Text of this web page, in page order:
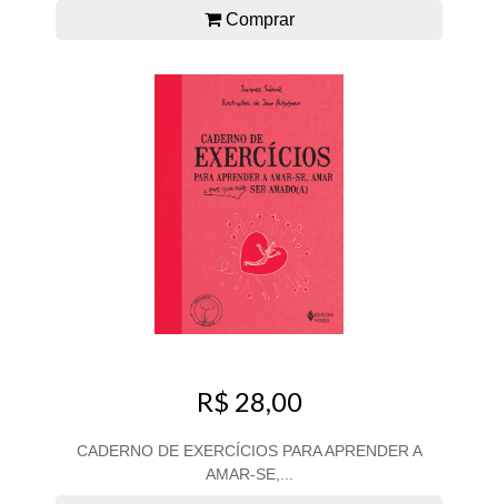
Comprar
R$ 28,00
CADERNO DE EXERCÍCIOS PARA APRENDER A
AMAR-SE,...